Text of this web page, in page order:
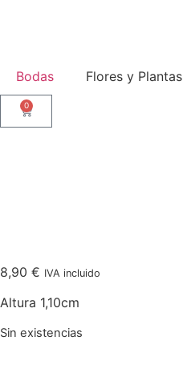
Bodas Flores y Plantas
0
8,90 € IVA incluido
Altura 1,10cm
Sin existencias